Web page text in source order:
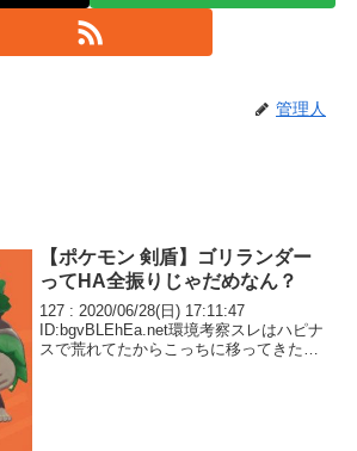
管理人
【ポケモン 剣盾】ゴリランダー
ってHA全振りじゃだめなん？
127 : 2020/06/28(日) 17:11:47
ID:bgvBLEhEa.net環境考察スレはハピナ
スで荒れてたからこっちに移ってきたん